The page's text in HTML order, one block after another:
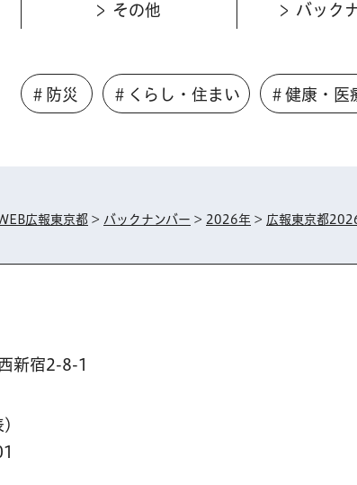
その他 バック
＃防災 ＃くらし・住まい ＃健康・医
広報東京都 > バックナンバー > 2026年 > 広報東京都
新宿2-8-1
)